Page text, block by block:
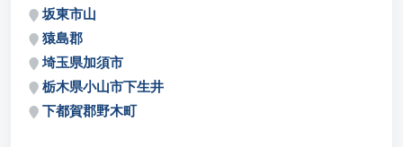
坂東市山
猿島郡
埼玉県加須市
栃木県小山市下生井
下都賀郡野木町